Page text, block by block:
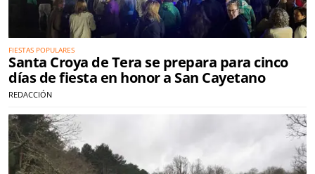
FIESTAS POPULARES
Santa Croya de Tera se prepara para cinco
días de fiesta en honor a San Cayetano
REDACCIÓN